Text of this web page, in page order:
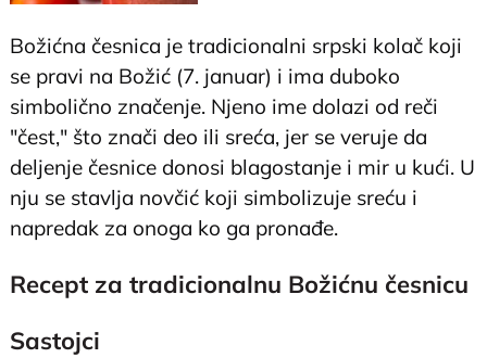
Božićna česnica je tradicionalni srpski kolač koji
se pravi na Božić (7. januar) i ima duboko
simbolično značenje. Njeno ime dolazi od reči
"čest," što znači deo ili sreća, jer se veruje da
deljenje česnice donosi blagostanje i mir u kući. U
nju se stavlja novčić koji simbolizuje sreću i
napredak za onoga ko ga pronađe.
Recept za tradicionalnu Božićnu česnicu
Sastojci